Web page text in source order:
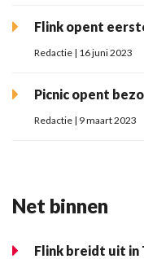
Flink opent
Redactie | 16 juni 2023
Picnic opent
Redactie | 9 maart 2023
Net binnen
Flink breidt uit in